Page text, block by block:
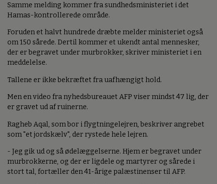
Samme melding kommer fra sundhedsministeriet i det
Hamas-kontrollerede område.
Foruden et halvt hundrede dræbte melder ministeriet også
om 150 sårede. Dertil kommer et ukendt antal mennesker,
der er begravet under murbrokker, skriver ministeriet i en
meddelelse.
Tallene er ikke bekræftet fra uafhængigt hold.
Men en video fra nyhedsbureauet AFP viser mindst 47 lig, der
er gravet ud af ruinerne.
Ragheb Aqal, som bor i flygtningelejren, beskriver angrebet
som "et jordskælv", der rystede hele lejren.
- Jeg gik ud og så ødelæggelserne. Hjem er begravet under
murbrokkerne, og der er ligdele og martyrer og sårede i
stort tal, fortæller den 41-årige palæstinenser til AFP.